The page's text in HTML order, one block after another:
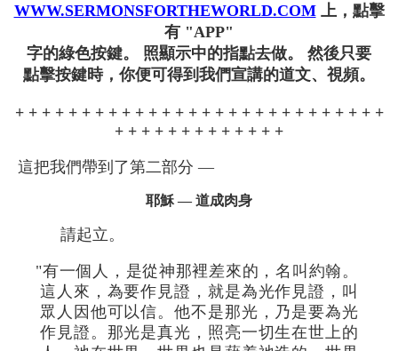
WWW.SERMONSFORTHEWORLD.COM上，點擊
有 "APP"
字的綠色按鍵。 照顯示中的指點去做。 然後只要
點擊按鍵時，你便可得到我們宣講的道文、視頻。
+ + + + + + + + + + + + + + + + + + + + + + + + + + + +
+ + + + + + + + + + + + +
這把我們帶到了第二部分 —
耶穌 — 道成肉身
請起立。
"有一個人，是從神那裡差來的，名叫約翰。
這人來，為要作見證，就是為光作見證，叫
眾人因他可以信。他不是那光，乃是要為光
作見證。那光是真光，照亮一切生在世上的